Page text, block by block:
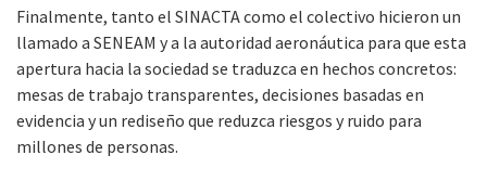
Finalmente, tanto el SINACTA como el colectivo hicieron un
llamado a SENEAM y a la autoridad aeronáutica para que esta
apertura hacia la sociedad se traduzca en hechos concretos:
mesas de trabajo transparentes, decisiones basadas en
evidencia y un rediseño que reduzca riesgos y ruido para
millones de personas.